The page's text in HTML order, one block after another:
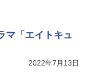
～フランシュシュ
ト ブラック(CFI-
限城編 第一章 猗
定版 [Blu-ray]
マ「エイトキュ
2022年7月13日